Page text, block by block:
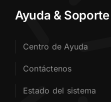
Ayuda & Soporte
Centro de Ayuda
Contáctenos
Estado del sistema